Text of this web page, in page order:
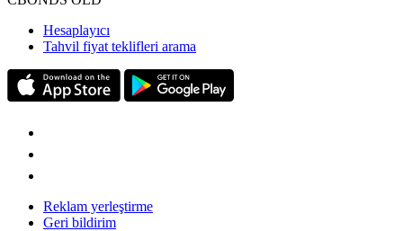
Hesaplayıcı
Tahvil fiyat teklifleri arama
Reklam yerleştirme
Geri bildirim